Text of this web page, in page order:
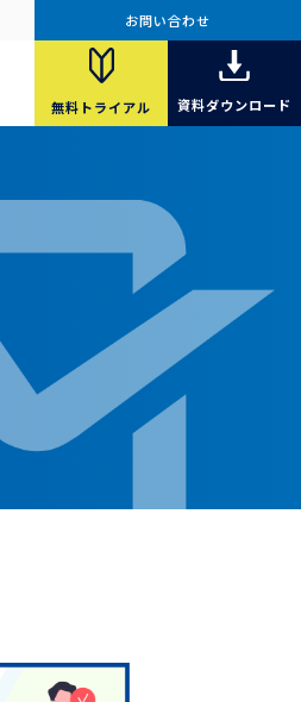
無料 トライアル 資料ダウンロード
お問い合わせ